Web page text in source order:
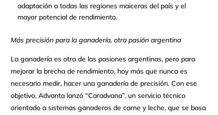
adaptación a todas las regiones maiceras del país y el
mayor potencial de rendimiento.
Más precisión para la ganadería, otra pasión argentina
La ganadería es otra de las pasiones argentinas, pero para
mejorar la brecha de rendimiento, hoy más que nunca es
necesario medir, hacer una ganadería de precisión. Con ese
objetivo, Advanta lanzó “Caradvana”, un servicio técnico
orientado a sistemas ganaderos de carne y leche, que se basa